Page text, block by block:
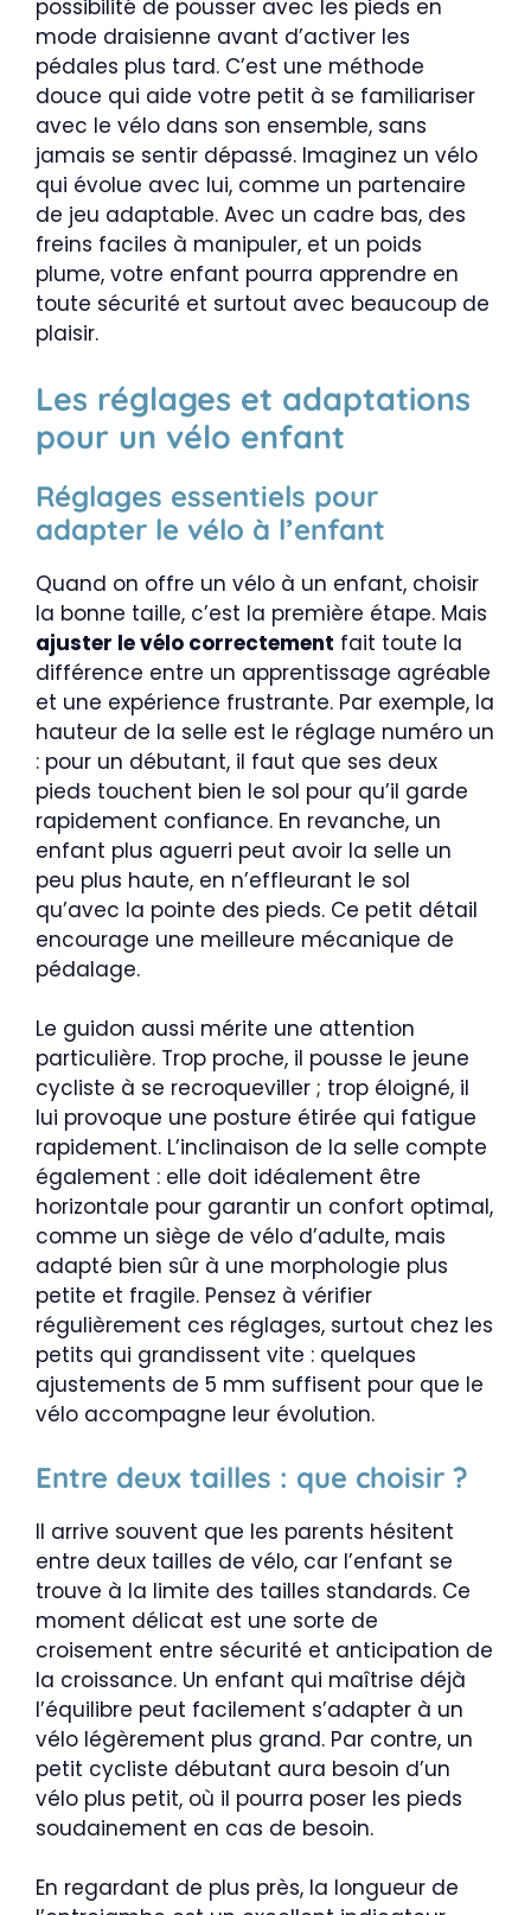
possibilité de pousser avec les pieds en
mode draisienne avant d’activer les
pédales plus tard. C’est une méthode
douce qui aide votre petit à se familiariser
avec le vélo dans son ensemble, sans
jamais se sentir dépassé. Imaginez un vélo
qui évolue avec lui, comme un partenaire
de jeu adaptable. Avec un cadre bas, des
freins faciles à manipuler, et un poids
plume, votre enfant pourra apprendre en
toute sécurité et surtout avec beaucoup de
plaisir.
Les réglages et adaptations
pour un vélo enfant
Réglages essentiels pour
adapter le vélo à l’enfant
Quand on offre un vélo à un enfant, choisir
la bonne taille, c’est la première étape. Mais
ajuster le vélo correctement fait toute la
différence entre un apprentissage agréable
et une expérience frustrante. Par exemple, la
hauteur de la selle est le réglage numéro un
: pour un débutant, il faut que ses deux
pieds touchent bien le sol pour qu’il garde
rapidement confiance. En revanche, un
enfant plus aguerri peut avoir la selle un
peu plus haute, en n’effleurant le sol
qu’avec la pointe des pieds. Ce petit détail
encourage une meilleure mécanique de
pédalage.
Le guidon aussi mérite une attention
particulière. Trop proche, il pousse le jeune
cycliste à se recroqueviller ; trop éloigné, il
lui provoque une posture étirée qui fatigue
rapidement. L’inclinaison de la selle compte
également : elle doit idéalement être
horizontale pour garantir un confort optimal,
comme un siège de vélo d’adulte, mais
adapté bien sûr à une morphologie plus
petite et fragile. Pensez à vérifier
régulièrement ces réglages, surtout chez les
petits qui grandissent vite : quelques
ajustements de 5 mm suffisent pour que le
vélo accompagne leur évolution.
Entre deux tailles : que choisir ?
Il arrive souvent que les parents hésitent
entre deux tailles de vélo, car l’enfant se
trouve à la limite des tailles standards. Ce
moment délicat est une sorte de
croisement entre sécurité et anticipation de
la croissance. Un enfant qui maîtrise déjà
l’équilibre peut facilement s’adapter à un
vélo légèrement plus grand. Par contre, un
petit cycliste débutant aura besoin d’un
vélo plus petit, où il pourra poser les pieds
soudainement en cas de besoin.
En regardant de plus près, la longueur de